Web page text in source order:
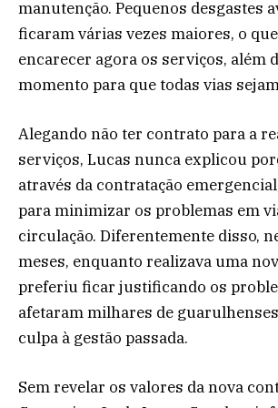
manutenção. Pequenos desgastes
ficaram várias vezes maiores, o
encarecer agora os serviços, além
momento para que todas vias
Alegando não ter contrato para a
serviços, Lucas nunca explicou
através da contratação
para minimizar os problemas em
circulação. Diferentemente disso,
meses, enquanto realizava uma
preferiu ficar justificando os
afetaram milhares de
culpa à gestão passada.
Sem revelar os valores da nova